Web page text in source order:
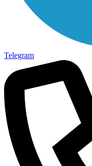
Telegram